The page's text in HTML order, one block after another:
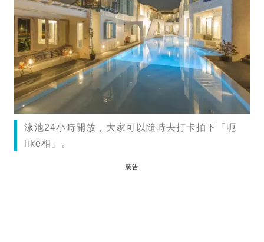
泳池24小時開放，大家可以隨時去打卡拍下「呃
like相」。
廣告